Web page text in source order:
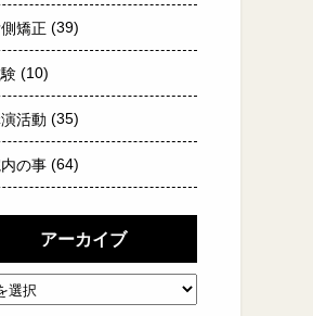
矯正 (39)
(10)
活動 (35)
の事 (64)
アーカイブ